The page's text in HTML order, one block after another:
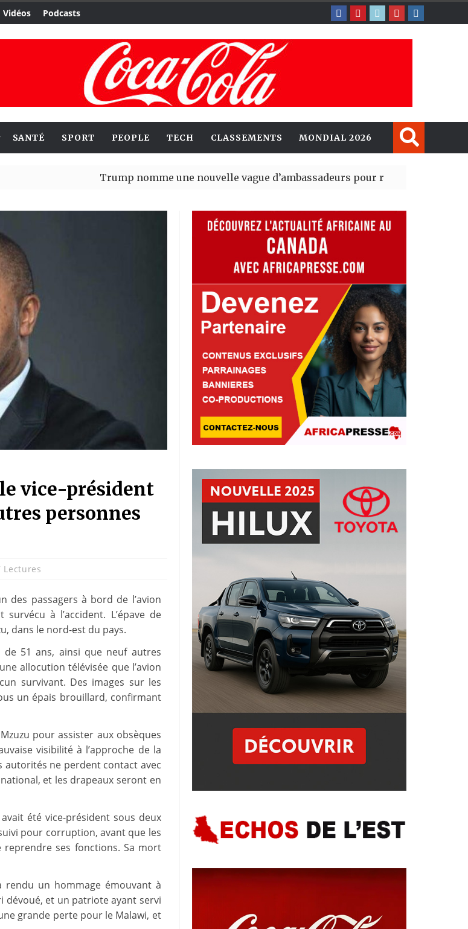
Vidéos Podcasts
SANTÉ SPORT PEOPLE TECH CLASSEMENTS MONDIAL 2026
Trump nomme une nouvelle vague d’ambassadeurs pour renforcer la présence
vice-président
personnes
Lectures
des passagers à bord de l’avion
à l’accident. L’épave de
dans le nord-est du pays.
de 51 ans, ainsi que neuf autres
allocution télévisée que l’avion
survivant. Des images sur les
un épais brouillard, confirmant
pour assister aux obsèques
visibilité à l’approche de la
ne perdent contact avec
et les drapeaux seront en
été vice-président sous deux
pour corruption, avant que les
ses fonctions. Sa mort
un hommage émouvant à
dévoué, et un patriote ayant servi
grande perte pour le Malawi, et